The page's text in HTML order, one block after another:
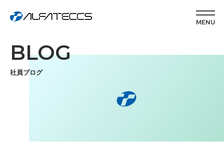
MENU
BLOG
社員ブログ